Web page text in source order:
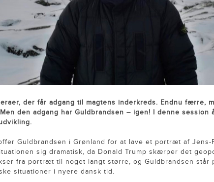
der får adgang til magtens inderkreds. Endnu færre,
den adgang har Guldbrandsen – igen! I denne session
Guldbrandsen i Grønland for at lave et portræt af
sig dramatisk, da Donald Trump skærper det
fra portræt til noget langt større, og Guldbrandsen står
situationer i nyere dansk tid.